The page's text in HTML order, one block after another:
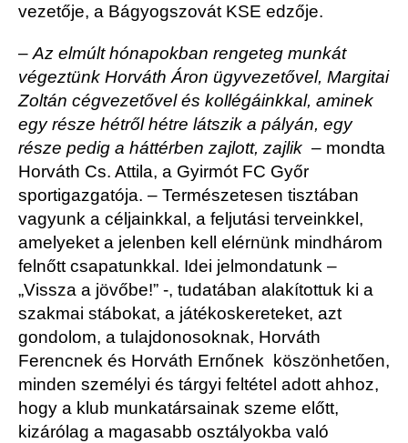
vezetője, a Bágyogszovát KSE edzője.
–Az elmúlt hónapokban rengeteg munkát
végeztünk Horváth Áron ügyvezetővel, Margitai
Zoltán cégvezetővel és kollégáinkkal, aminek
egy része hétről hétre látszik a pályán, egy
része pedig a háttérben zajlott, zajlik – mondta
Horváth Cs. Attila, a Gyirmót FC Győr
sportigazgatója. – Természetesen tisztában
vagyunk a céljainkkal, a feljutási terveinkkel,
amelyeket a jelenben kell elérnünk mindhárom
felnőtt csapatunkkal. Idei jelmondatunk –
„Vissza a jövőbe!” -, tudatában alakítottuk ki a
szakmai stábokat, a játékoskereteket, azt
gondolom, a tulajdonosoknak, Horváth
Ferencnek és Horváth Ernőnek köszönhetően,
minden személyi és tárgyi feltétel adott ahhoz,
hogy a klub munkatársainak szeme előtt,
kizárólag a magasabb osztályokba való